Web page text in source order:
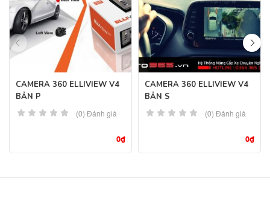
CAMERA 360 ELLIVIEW V4
BẢN P
(0) Đánh giá
0₫
CAMERA 360 ELLIVIEW V4
BẢN S
(0) Đánh giá
0₫